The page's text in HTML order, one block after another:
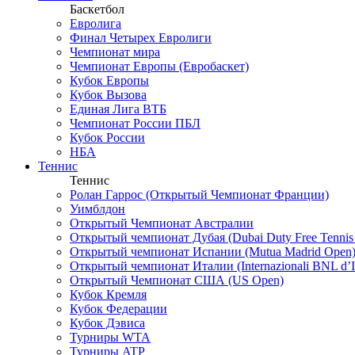
Баскетбол
Евролига
Финал Четырех Евролиги
Чемпионат мира
Чемпионат Европы (Евробаскет)
Кубок Европы
Кубок Вызова
Единая Лига ВТБ
Чемпионат России ПБЛ
Кубок России
НБА
Теннис
Теннис
Ролан Гаррос (Открытый Чемпионат Франции)
Уимблдон
Открытый Чемпионат Австралии
Открытый чемпионат Дубая (Dubai Duty Free Tennis
Открытый чемпионат Испании (Mutua Madrid Open)
Открытый чемпионат Италии (Internazionali BNL
Открытый Чемпионат США (US Open)
Кубок Кремля
Кубок Федерации
Кубок Дэвиса
Турниры WTA
Турниры ATP